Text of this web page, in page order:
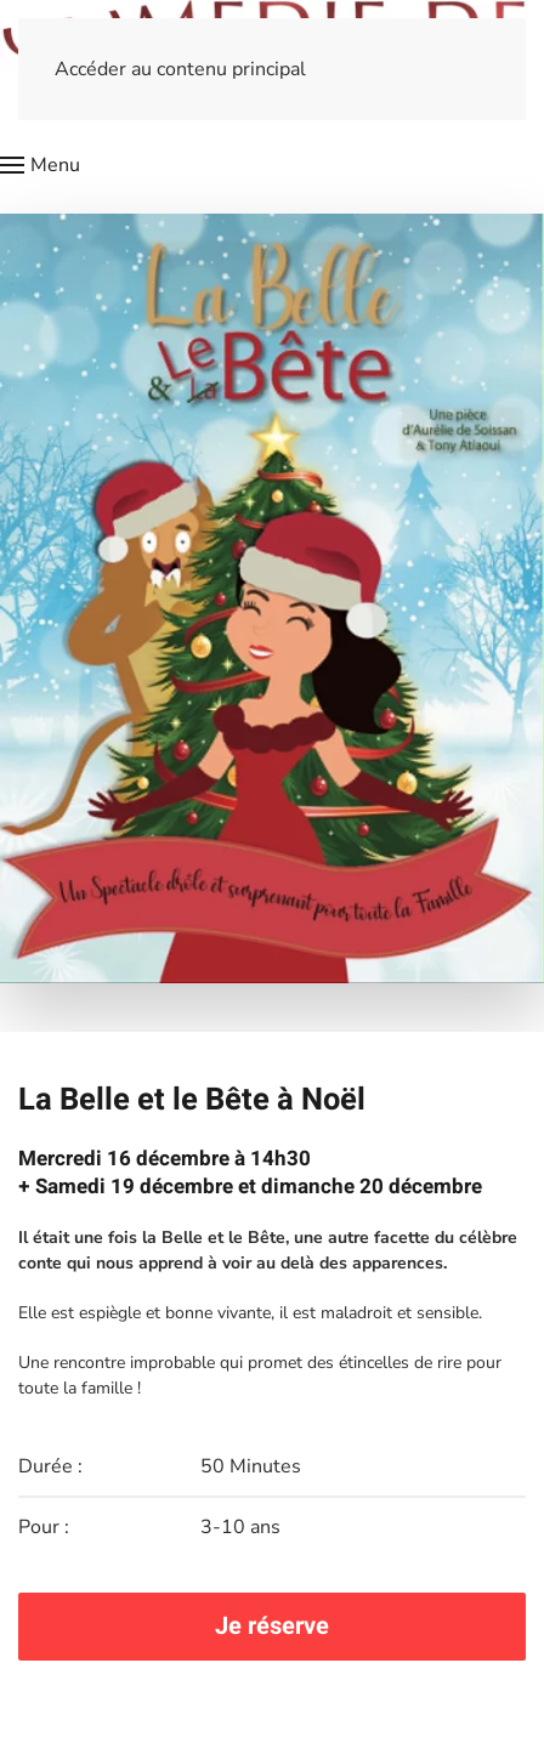
Accéder au contenu principal
Menu
La Belle et le Bête à Noël
Mercredi 16 décembre à 14h30
+ Samedi 19 décembre et dimanche 20 décembre
Il était une fois la Belle et le Bête, une autre facette du célèbre
conte qui nous apprend à voir au delà des apparences.
Elle est espiègle et bonne vivante, il est maladroit et sensible.
Une rencontre improbable qui promet des étincelles de rire pour
toute la famille !
Durée : 50 Minutes
Pour : 3-10 ans
Je réserve